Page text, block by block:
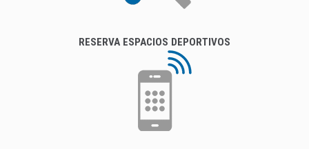
RESERVA ESPACIOS DEPORTIVOS